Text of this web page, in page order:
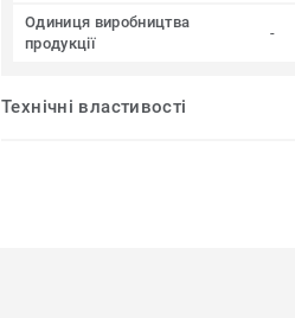
Одиниця виробництва
продукції
-
Технічні властивості